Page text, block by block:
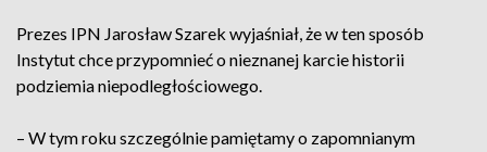
Prezes IPN Jarosław Szarek wyjaśniał, że w ten sposób
Instytut chce przypomnieć o nieznanej karcie historii
podziemia niepodległościowego.
– W tym roku szczególnie pamiętamy o zapomnianym